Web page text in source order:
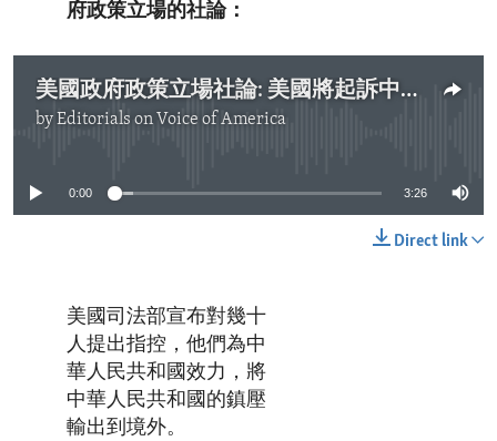
府政策立場的社論：
美國政府政策立場社論: 美國將起訴中華人民共和國的跨國鎮壓罪行
byEditorials on Voice of America
0:00 3:26
Direct link
美國司法部宣布對幾十
人提出指控，他們為中
華人民共和國效力，將
中華人民共和國的鎮壓
輸出到境外。